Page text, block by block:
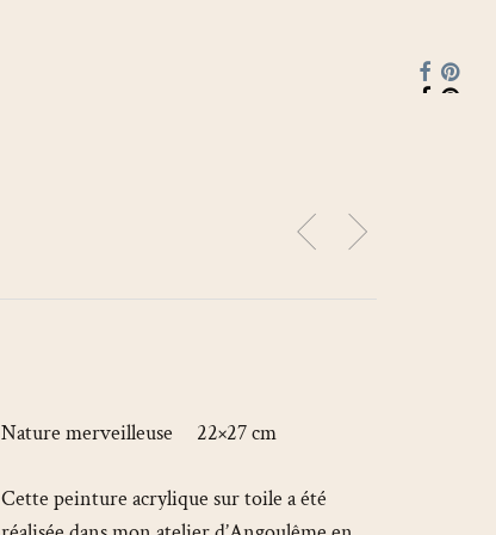
Nature merveilleuse 22×27 cm
Cette peinture acrylique sur toile a été